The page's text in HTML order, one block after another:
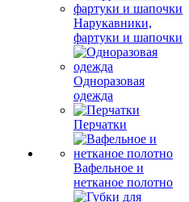
Нарукавники,
фартуки и шапочки
Одноразовая
одежда
Перчатки
Вафельное и
нетканое полотно